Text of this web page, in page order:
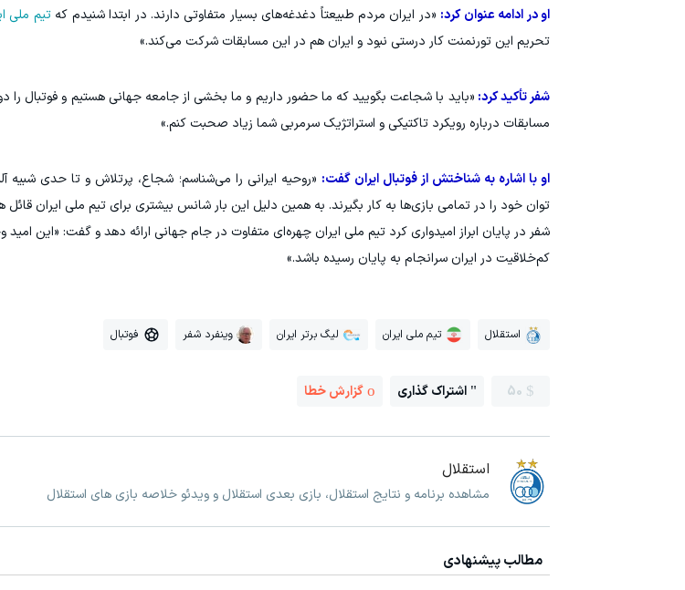
او در ادامه عنوان کرد: «در ایران مردم طبیعتاً دغدغه‌های بسیار متفاوتی دارند. در ابتدا شنیدم کهتیم ملی
تحریم این تورنمنت کار درستی نبود و ایران هم در این مسابقات شرکت می‌کند.»
شفر تأکید کرد: «باید با شجاعت بگویید که ما حضور داریم و ما بخشی از جامعه جهانی هستیم و فوتبال
مسابقات درباره رویکرد تاکتیکی و استراتژیک سرمربی شما زیاد صحبت کنم.»
او با اشاره به شناختش از فوتبال ایران گفت: «روحیه ایرانی را می‌شناسم؛ شجاع، پرتلاش و تا حدی شبیه
توان خود را در تمامی بازی‌ها به کار بگیرند. به همین دلیل این بار شانس بیشتری برای تیم ملی ایران قائل
شفر در پایان ابراز امیدواری کرد تیم ملی ایران چهره‌ای متفاوت در جام جهانی ارائه دهد و گفت: «این امید
کم‌خلاقیت در ایران سرانجام به پایان رسیده باشد.»
استقلال تیم ملی ایران لیگ برتر ایران وینفرد شفر فوتبال
50 اشتراک گذاری گزارش خطا
استقلال
مشاهده برنامه و نتایج استقلال، بازی بعدی استقلال و ویدئو خلاصه بازی های استقلال
مطالب پیشنهادی